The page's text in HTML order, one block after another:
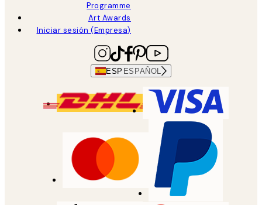
Programme
Art Awards
Iniciar sesión (Empresa)
ESP ESPAÑOL